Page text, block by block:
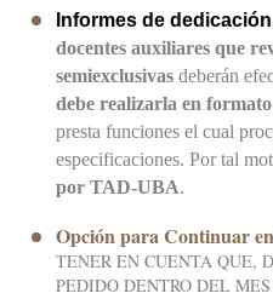
Informes de dedicación
docentes auxiliares que
semiexclusivas deberán
debe realizarla en
presta funciones el cual
especificaciones. Por tal
por TAD-UBA.
Opción para Continuar
TENER EN CUENTA QUE,
PEDIDO DENTRO DEL